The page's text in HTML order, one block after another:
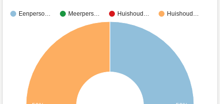
Eenperso… Meerpers… Huishoud… Huishoud…